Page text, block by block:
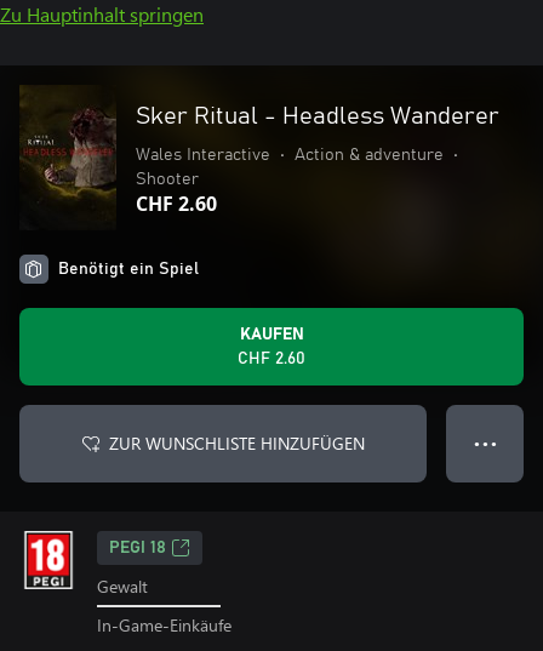
Zu Hauptinhalt springen
Sker Ritual - Headless Wanderer
Wales Interactive • Action & adventure
•
Shooter
CHF 2.60
Benötigt ein Spiel
KAUFEN
CHF 2.60
ZUR WUNSCHLISTE HINZUFÜGEN ● ● ●
PEGI 18
Gewalt
In-Game-Einkäufe